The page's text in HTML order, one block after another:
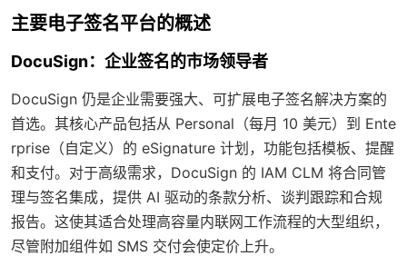
主要电子签名平台的概述
DocuSign：企业签名的市场领导者
DocuSign 仍是企业需要强大、可扩展电子签名解决方案的
首选。其核心产品包括从 Personal（每月 10 美元）到 Ente
rprise（自定义）的 eSignature 计划，功能包括模板、提醒
和支付。对于高级需求，DocuSign 的 IAM CLM 将合同管
理与签名集成，提供 AI 驱动的条款分析、谈判跟踪和合规
报告。这使其适合处理高容量内联网工作流程的大型组织，
尽管附加组件如 SMS 交付会使定价上升。